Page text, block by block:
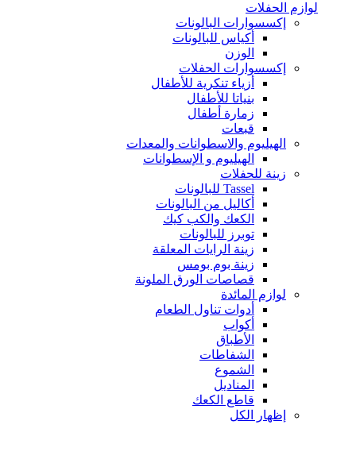
لوازم الحفلات
إكسسوارات البالونات
أكياس للبالونات
الوزن
إكسسوارات الحفلات
أزياء تنكرية للأطفال
بنياتا للأطفال
زمارة أطفال
قبعات
الهيليوم والاسطوانات والمعدات
الهيليوم و الإسطوانات
زينة للحفلات
Tassel للبالونات
أكاليل من البالونات
الكعك والكب كيك
توبرز للبالونات
زينة الرايات المعلقة
زينة بوم بومس
قصاصات الورق الملونة
لوازم المائدة
أدوات تناول الطعام
أكواب
الأطباق
الشفاطات
الشموع
المناديل
قاطع الكعك
إظهار الكل